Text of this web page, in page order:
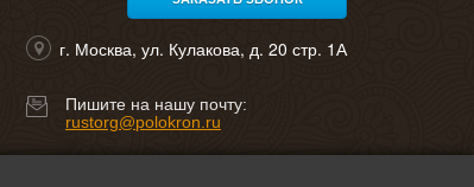
г. Москва, ул. Кулакова, д. 20 стр. 1А
Пишите на нашу почту:
rustorg@polokron.ru